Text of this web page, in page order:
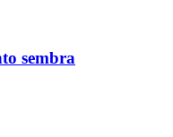
sembra